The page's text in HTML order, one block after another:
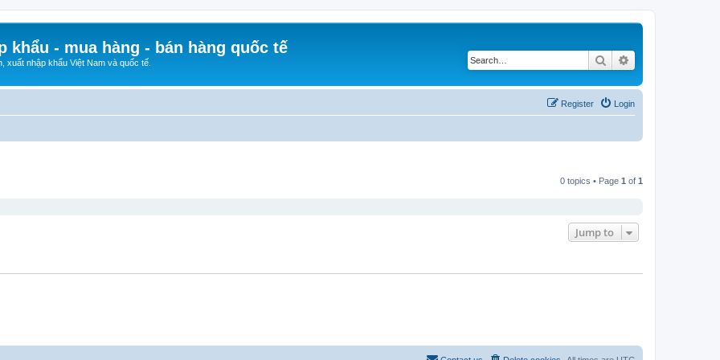
khẩu - mua hàng - bán hàng quốc tế
xuất nhập khẩu Việt Nam và quốc tế. Search
Login
Register
0 topics • Page 1 of 1
Jump to